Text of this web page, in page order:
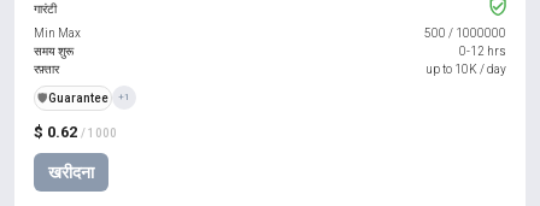
$ 0.62 / 1000
खरीदना
गारंटी
Min Max
500 / 1000000
समय शुरू
0-12 hrs
रफ़्तार
up to 10K / day
️🛡️Guarantee +1